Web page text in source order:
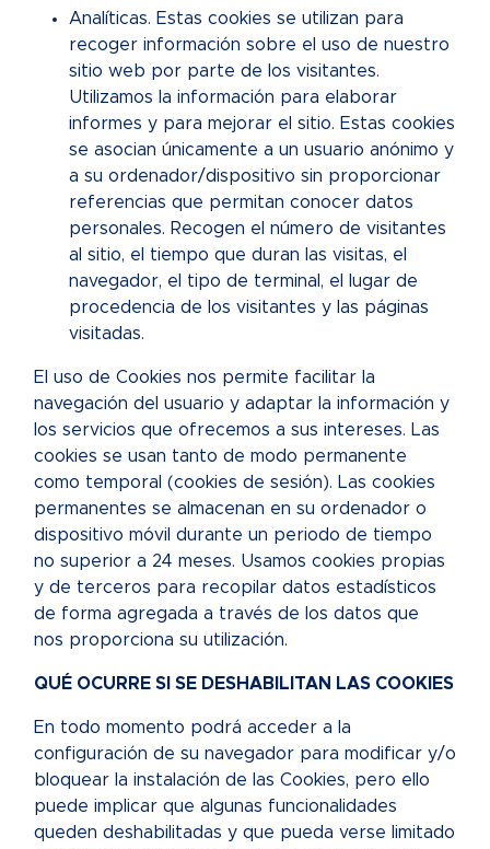
Analíticas. Estas cookies se utilizan para
recoger información sobre el uso de nuestro
sitio web por parte de los visitantes.
Utilizamos la información para elaborar
informes y para mejorar el sitio. Estas cookies
se asocian únicamente a un usuario anónimo y
a su ordenador/dispositivo sin proporcionar
referencias que permitan conocer datos
personales. Recogen el número de visitantes
al sitio, el tiempo que duran las visitas, el
navegador, el tipo de terminal, el lugar de
procedencia de los visitantes y las páginas
visitadas.
El uso de Cookies nos permite facilitar la
navegación del usuario y adaptar la información y
los servicios que ofrecemos a sus intereses. Las
cookies se usan tanto de modo permanente
como temporal (cookies de sesión). Las cookies
permanentes se almacenan en su ordenador o
dispositivo móvil durante un periodo de tiempo
no superior a 24 meses. Usamos cookies propias
y de terceros para recopilar datos estadísticos
de forma agregada a través de los datos que
nos proporciona su utilización.
QUÉ OCURRE SI SE DESHABILITAN LAS COOKIES
En todo momento podrá acceder a la
configuración de su navegador para modificar y/o
bloquear la instalación de las Cookies, pero ello
puede implicar que algunas funcionalidades
queden deshabilitadas y que pueda verse limitado